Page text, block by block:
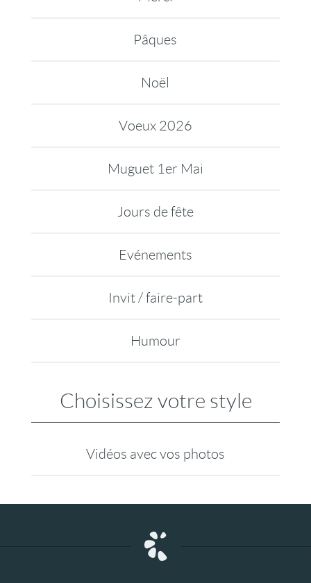
Pâques
Noël
Voeux 2026
Muguet 1er Mai
Jours de fête
Evénements
Invit / faire-part
Humour
Choisissez votre style
Vidéos avec vos photos